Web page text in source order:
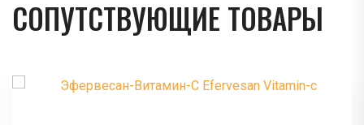
СОПУТСТВУЮЩИЕ ТОВАРЫ